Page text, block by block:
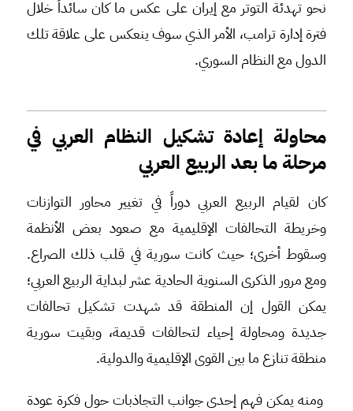
نحو تهدئة التوتر مع إيران على عكس ما كان سائداً خلال
فترة إدارة ترامب، الأمر الذي سوف ينعكس على علاقة تلك
الدول مع النظام السوري.
محاولة إعادة تشكيل النظام العربي في
مرحلة ما بعد الربيع العربي
كان لقيام الربيع العربي دوراً في تغيير محاور التوازنات
وخريطة التحالفات الإقليمية مع صعود بعض الأنظمة
وسقوط أخرى؛ حيث كانت سورية في قلب ذلك الصراع.
ومع مرور الذكرى السنوية الحادية عشر لبداية الربيع العربي؛
يمكن القول إن المنطقة قد شهدت تشكيل تحالفات
جديدة ومحاولة إحياء لتحالفات قديمة، وبقيت سورية
منطقة تنازع ما بين القوى الإقليمية والدولية.
ومنه يمكن فهم إحدى جوانب التجاذبات حول فكرة عودة